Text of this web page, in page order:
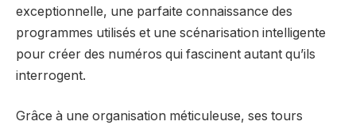
exceptionnelle, une parfaite connaissance des
programmes utilisés et une scénarisation intelligente
pour créer des numéros qui fascinent autant qu’ils
interrogent.
Grâce à une organisation méticuleuse, ses tours